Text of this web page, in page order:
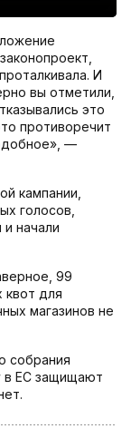
И
вы отметили,
это
противоречит
—
кампании,
голосов,
начали
99
квот для
магазинов не
собрания
в ЕС защищают